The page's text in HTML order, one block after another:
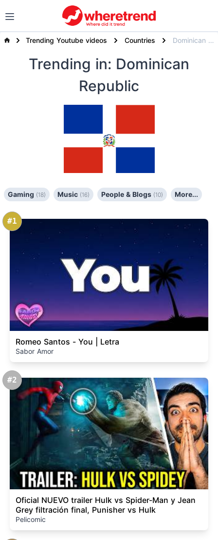
Trending Youtube videos Countries Dominican Republic
Trending in: Dominican
Republic
Gaming (18) Music (16) People & Blogs (10) More...
#1
Romeo Santos - You | Letra
Sabor Amor
#2
Oficial NUEVO trailer Hulk vs Spider-Man y Jean
Grey filtración final, Punisher vs Hulk
Pelicomic